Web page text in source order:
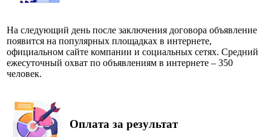
На следующий день после заключения договора объявление
появится на популярных площадках в интернете,
официальном сайте компании и социальных сетях. Средний
ежесуточный охват по объявлениям в интернете – 350
человек.
Оплата за результат